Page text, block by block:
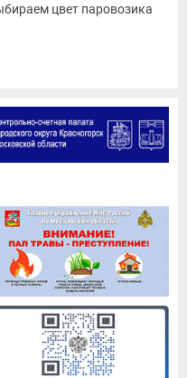
цвет паровозика